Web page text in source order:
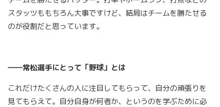
スタッツももちろん大事ですけど、結局はチームを勝たせる
のが役割だと思っています。
――常松選手にとって「野球」とは
これだけたくさんの人に注目してもらって、自分の頑張りを
見てもらえて。自分自身が何者か、というのを学ぶために必